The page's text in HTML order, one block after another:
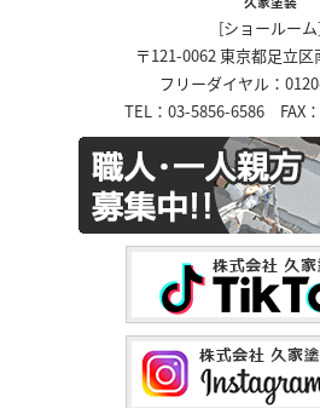
[ショールーム]
〒121-0062 東京都足立
フリーダイヤル：
TEL：03-5856-6586 FAX